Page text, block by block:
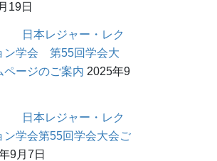
19日
日本レジャー・レク
ン学会 第55回学会大
ージのご案内 2025年9
日本レジャー・レク
ン学会第55回学会大会ご
9月7日